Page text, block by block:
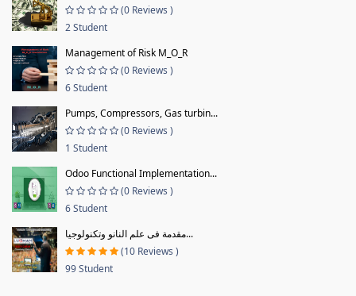
(0 Reviews )
2 Student
Management of Risk M_O_R
(0 Reviews )
6 Student
Pumps, Compressors, Gas turbin...
(0 Reviews )
1 Student
Odoo Functional Implementation...
(0 Reviews )
6 Student
مقدمة فى علم النانو وتكنولوجيا...
(10 Reviews )
99 Student